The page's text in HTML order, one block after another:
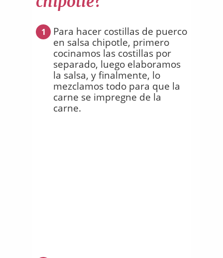
1
Para hacer costillas de puerco
en salsa chipotle, primero
cocinamos las costillas por
separado, luego elaboramos
la salsa, y finalmente, lo
mezclamos todo para que la
carne se impregne de la
carne.